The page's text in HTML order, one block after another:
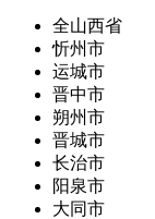
全山西省
忻州市
运城市
晋中市
朔州市
晋城市
长治市
阳泉市
大同市